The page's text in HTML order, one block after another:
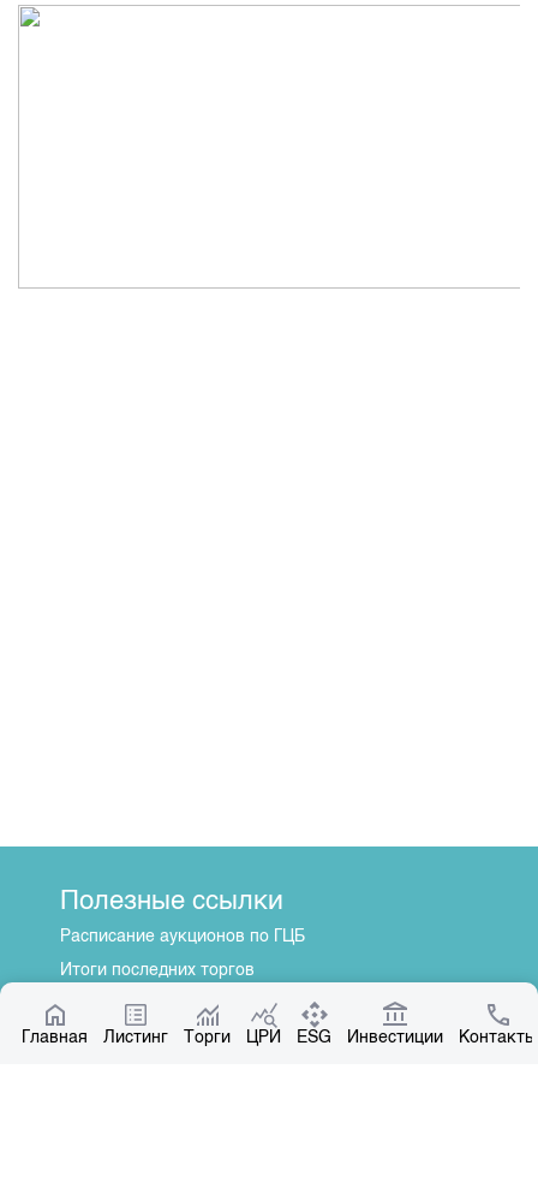
Главная Листинг Торги ЦРИ ESG Инвестиции Контакты
Полезные ссылки
Расписание аукционов по ГЦБ
Итоги последних торгов
Котировки по ЦБ
Центр раскрытия информации